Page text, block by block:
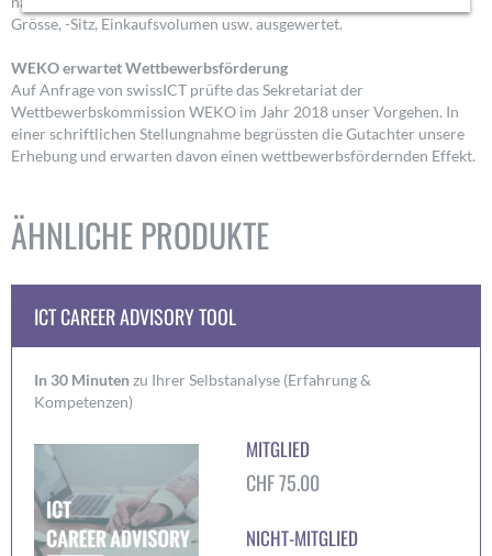
Grösse, -Sitz, Einkaufsvolumen usw. ausgewertet.
WEKO erwartet Wettbewerbsförderung
Auf Anfrage von swissICT prüfte das Sekretariat der
Wettbewerbskommission WEKO im Jahr 2018 unser Vorgehen. In
einer schriftlichen Stellungnahme begrüssten die Gutachter unsere
Erhebung und erwarten davon einen wettbewerbsfördernden Effekt.
ÄHNLICHE PRODUKTE
ICT CAREER ADVISORY TOOL
In 30 Minuten zu Ihrer Selbstanalyse (Erfahrung &
Kompetenzen)
MITGLIED
CHF75.00
NICHT-MITGLIED